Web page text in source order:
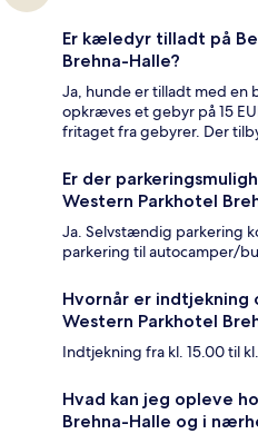
Er kæledyr tilladt på
Brehna-Halle?
Ja, hunde er tilladt med en
opkræves et gebyr på 15
fritaget fra gebyrer. Der
Er der
Western Parkhotel
Ja. Selvstændig parkering
parkering til autocamper/
Hvornår er indtjekning
Western Parkhotel
Indtjekning fra kl. 15.00 til
Hvad kan jeg opleve
Brehna-Halle og i